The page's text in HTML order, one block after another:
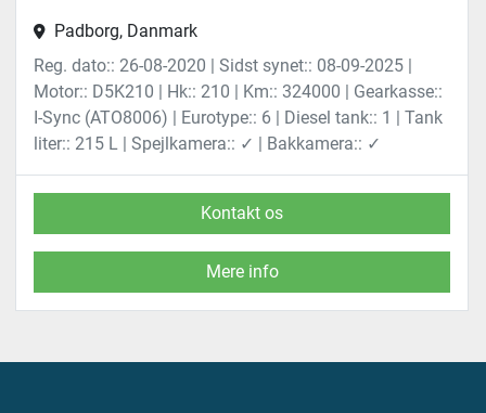
Padborg, Danmark
Reg. dato:: 26-08-2020 | Sidst synet:: 08-09-2025 |
Motor:: D5K210 | Hk:: 210 | Km:: 324000 | Gearkasse::
I-Sync (ATO8006) | Eurotype:: 6 | Diesel tank:: 1 | Tank
liter:: 215 L | Spejlkamera:: ✓ | Bakkamera:: ✓
Kontakt os
Mere info